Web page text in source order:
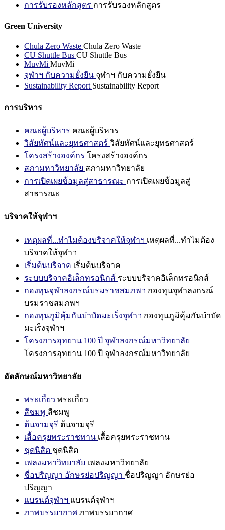
การรับรองหลักสูตร การรับรองหลักสูตร
Green University
Chula Zero Waste Chula Zero Waste
CU Shuttle Bus CU Shuttle Bus
MuvMi MuvMi
จุฬาฯ กับความยั่งยืน จุฬาฯ กับความยั่งยืน
Sustainability Report Sustainability Report
การบริหาร
คณะผู้บริหาร คณะผู้บริหาร
วิสัยทัศน์และยุทธศาสตร์ วิสัยทัศน์และยุทธศาสตร์
โครงสร้างองค์กร โครงสร้างองค์กร
สภามหาวิทยาลัย สภามหาวิทยาลัย
การเปิดเผยข้อมูลสู่สาธารณะ การเปิดเผยข้อมูลสู่
สาธารณะ
บริจาคให้จุฬาฯ
เหตุผลที่...ทำไมต้องบริจาคให้จุฬาฯ เหตุผลที่...ทำไมต้อง
บริจาคให้จุฬาฯ
เริ่มต้นบริจาค เริ่มต้นบริจาค
ระบบบริจาคอิเล็กทรอนิกส์ ระบบบริจาคอิเล็กทรอนิกส์
กองทุนจุฬาลงกรณ์บรมราชสมภพฯ กองทุนจุฬาลงกรณ์
บรมราชสมภพฯ
กองทุนภูมิคุ้มกันบำบัดมะเร็งจุฬาฯ กองทุนภูมิคุ้มกันบำบัด
มะเร็งจุฬาฯ
โครงการอุทยาน 100 ปี จุฬาลงกรณ์มหาวิทยาลัย
โครงการอุทยาน 100 ปี จุฬาลงกรณ์มหาวิทยาลัย
อัตลักษณ์มหาวิทยาลัย
พระเกี้ยว พระเกี้ยว
สีชมพู สีชมพู
ต้นจามจุรี ต้นจามจุรี
เสื้อครุยพระราชทาน เสื้อครุยพระราชทาน
ชุดนิสิต ชุดนิสิต
เพลงมหาวิทยาลัย เพลงมหาวิทยาลัย
ชื่อปริญญา อักษรย่อปริญญา ชื่อปริญญา อักษรย่อ
ปริญญา
แบรนด์จุฬาฯ แบรนด์จุฬาฯ
ภาพบรรยากาศ ภาพบรรยากาศ